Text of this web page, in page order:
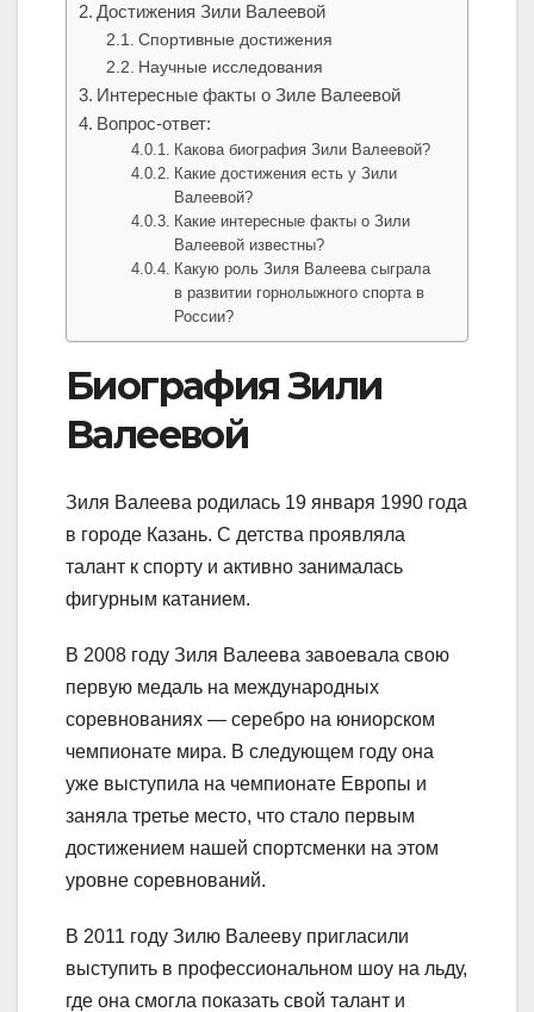
Достижения Зили Валеевой
Спортивные достижения
Научные исследования
Интересные факты о Зиле Валеевой
Вопрос-ответ:
Какова биография Зили Валеевой?
Какие достижения есть у Зили
Валеевой?
Какие интересные факты о Зили
Валеевой известны?
Какую роль Зиля Валеева сыграла
в развитии горнолыжного спорта в
России?
Биография Зили
Валеевой
Зиля Валеева родилась 19 января 1990 года
в городе Казань. С детства проявляла
талант к спорту и активно занималась
фигурным катанием.
В 2008 году Зиля Валеева завоевала свою
первую медаль на международных
соревнованиях — серебро на юниорском
чемпионате мира. В следующем году она
уже выступила на чемпионате Европы и
заняла третье место, что стало первым
достижением нашей спортсменки на этом
уровне соревнований.
В 2011 году Зилю Валееву пригласили
выступить в профессиональном шоу на льду,
где она смогла показать свой талант и